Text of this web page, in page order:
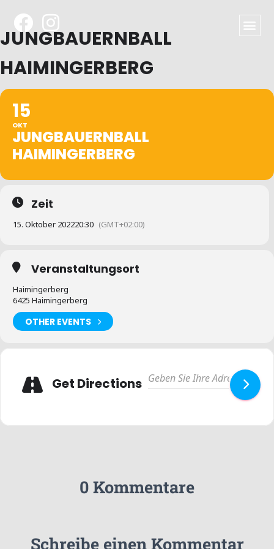
JUNGBAUERNBALL
HAIMINGERBERG
15
OKT
JUNGBAUERNBALL
HAIMINGERBERG
Zeit
15. Oktober 202220:30 (GMT+02:00)
Veranstaltungsort
Haimingerberg
6425 Haimingerberg
OTHER EVENTS
Get Directions
0 Kommentare
Schreibe einen Kommentar